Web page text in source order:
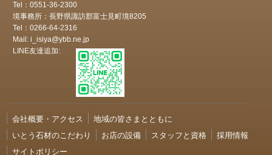
Tel：0551-36-2300
境事務所：長野県諏訪郡富士見町境8205
Tel：0266-64-2316
Mail: i_isiya@ybb.ne.jp
LINE友達追加:
会社概要・アクセス
地域の皆さまとともに
いとう石材のこだわり
お店の設備 スタッフと資格
採用情報
サイトポリシー